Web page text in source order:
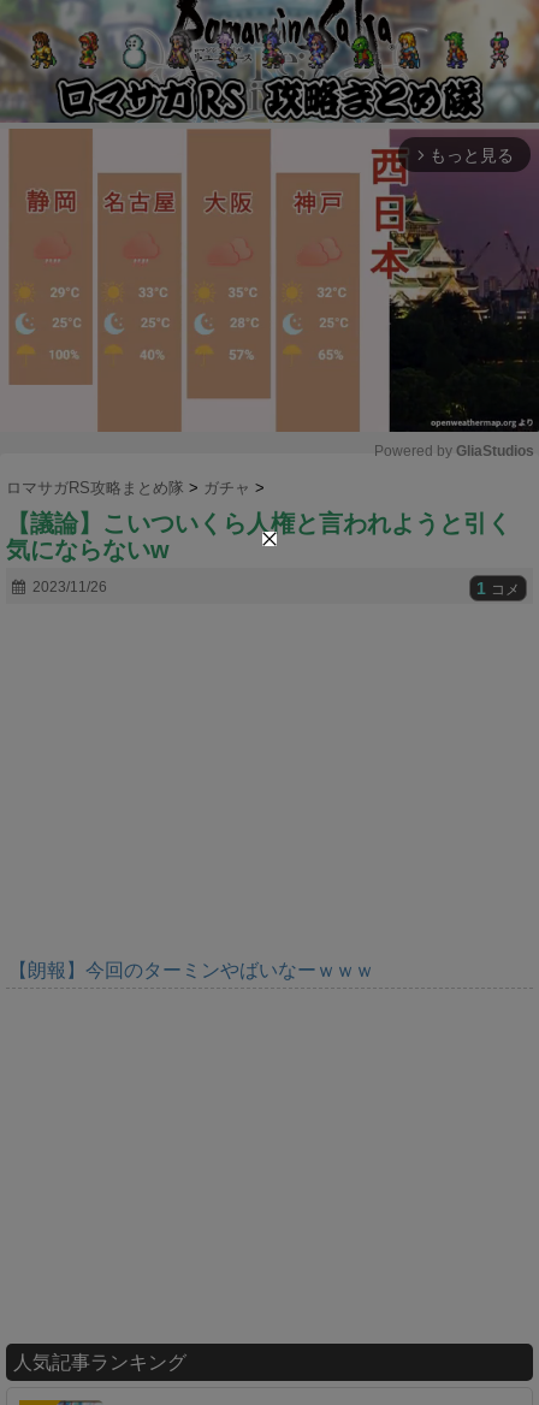
arrow_forward_ios もっと見る
u
Powered by GliaStudios
ロマサガRS攻略まとめ隊 > ガチャ >
【議論】こいついくら人権と言われようと引く
気にならないw
2023/11/26 1 コメ
【朗報】今回のターミンやばいなーｗｗｗ
人気記事ランキング